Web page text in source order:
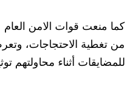
كما منعت قوات الامن
من تغطية الاحتجاجات،
للمضايقات أثناء محاولتهم